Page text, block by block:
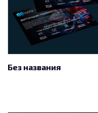
Без названия